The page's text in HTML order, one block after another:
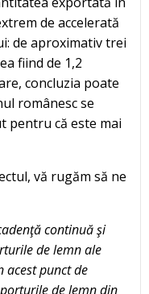
de accelerată
de aproximativ trei
fiind de 1,2
concluzia poate
românesc se
pentru că este mai
vă rugăm să ne
continuă şi
de lemn ale
acest punct de
de lemn din